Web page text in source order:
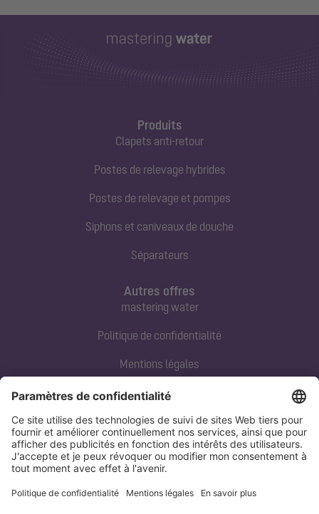
Produits
Clapets anti-retour
Postes de relevage hybrides
Postes de relevage et pompes
Siphons et caniveaux de douche
Séparateurs
Contact direct
Tel:+33 3 88 65 76 00
Email:info@kessel.fr
Autres offres
mastering water
Politique de confidentialité
Mentions légales